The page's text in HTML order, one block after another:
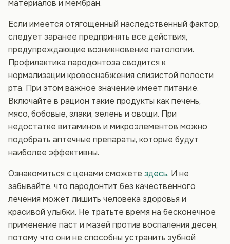
материалов и мембран.
Если имеется отягощенный наследственный фактор,
следует заранее предпринять все действия,
предупреждающие возникновение патологии.
Профилактика пародонтоза сводится к
нормализации кровоснабжения слизистой полости
рта. При этом важное значение имеет питание.
Включайте в рацион такие продукты как печень,
мясо, бобовые, злаки, зелень и овощи. При
недостатке витаминов и микроэлементов можно
подобрать аптечные препараты, которые будут
наиболее эффективны.
Ознакомиться с ценами сможете здесь. И не
забывайте, что пародонтит без качественного
лечения может лишить человека здоровья и
красивой улыбки. Не тратьте время на бесконечное
применение паст и мазей против воспаления десен,
потому что они не способны устранить зубной